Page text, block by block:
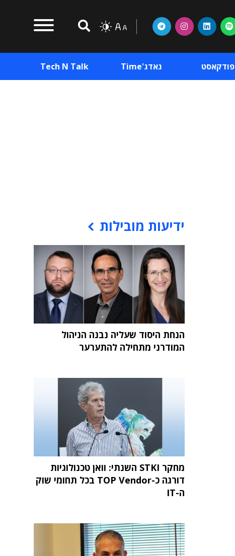
פודקאסט גאדג'Time Tech N Talk
ידיעות מובילות
הנחת היסוד שעליה נבנה הניהול
המודרני מתחילה להתערער
מחקר STKI השנתי: וואן טכנולוגיות
דורגה כ-TOP Vendor בכל תחומי שוק
ה-IT